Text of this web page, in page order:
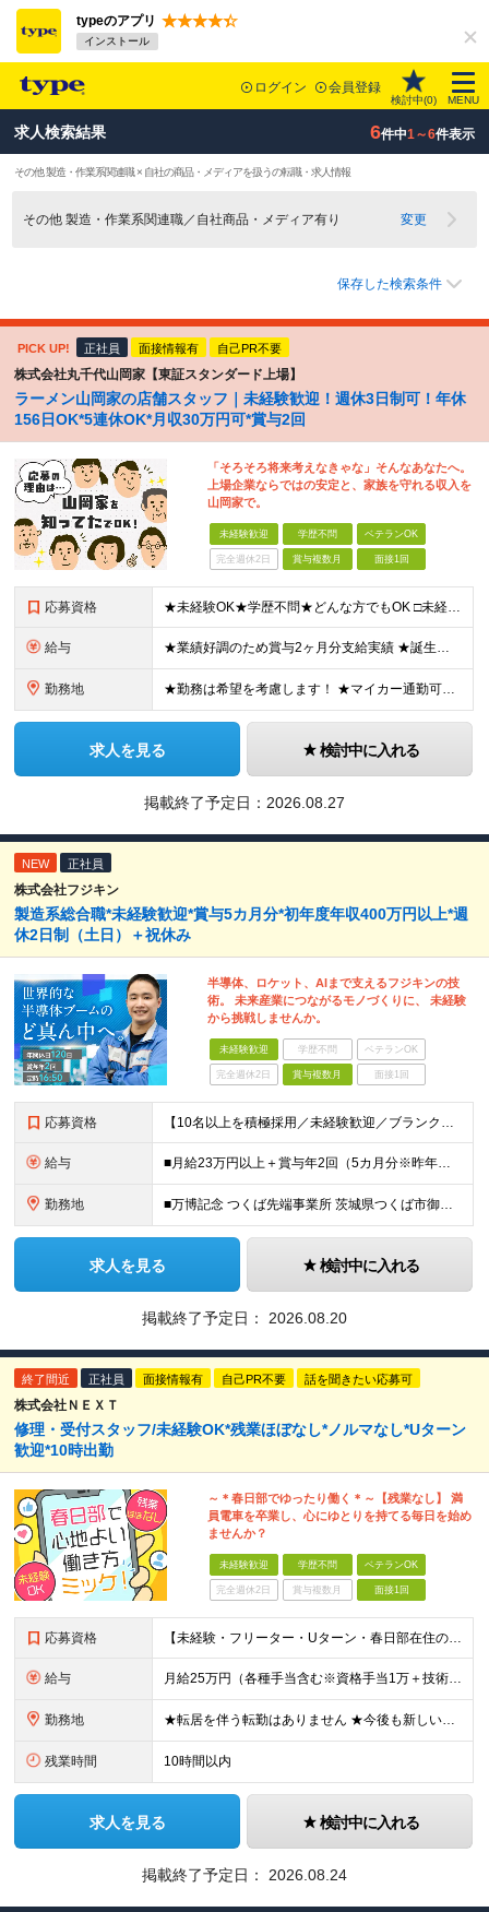
typeのアプリ
インストール
ログイン 会員登録
検討中(0) MENU
求人検索結果 6件中1～6件表示
その他 製造・作業系関連職 × 自社の商品・メディアを扱うの転職・求人情報
その他 製造・作業系関連職／自社商品・メディア有り 変更
保存した検索条件
PICK UP! 正社員 面接情報有 自己PR不要
株式会社丸千代山岡家【東証スタンダード上場】
ラーメン山岡家の店舗スタッフ｜未経験歓迎！週休3日制可！年休
156日OK*5連休OK*月収30万円可*賞与2回
「そろそろ将来考えなきゃな」そんなあなたへ。
上場企業ならではの安定と、家族を守れる収入を
山岡家で。
未経験歓迎 学歴不問 ベテランOK
完全週休2日 賞与複数月 面接1回
応募資格 ★未経験OK★学歴不問★どんな方でもOK □未経験・第二新卒・フリーター □ブランクがある方 □転職回数が気になる方 □飲食業界にチャレンジしたい方 「やってみたい」という気持ちがあれば、皆さん大
給与 ★業績好調のため賞与2ヶ月分支給実績 ★誕生日手当など手当充実 ★年2回昇給チャンス有＆入社1年で店長昇格可 ★残業代全額支給（1分単位で支給） 【週休3日制の場合】 月給25万8,960円以上（固
勤務地 ★勤務は希望を考慮します！ ★マイカー通勤可（駐車場完備） ★全国の各店舗で募集中！続々出店予定！ ～国内300店舗、47都道府県への展開を目標に出店中！～ ▼積極採用地域▼ ・中部（富山、石川、
求人を見る 検討中に入れる
掲載終了予定日： 2026.08.27
NEW 正社員
株式会社フジキン
製造系総合職*未経験歓迎*賞与5カ月分*初年度年収400万円以上*週
休2日制（土日）＋祝休み
半導体、ロケット、AIまで支えるフジキンの技
術。 未来産業につながるモノづくりに、 未経験
から挑戦しませんか。
未経験歓迎 学歴不問 ベテランOK
完全週休2日 賞与複数月 面接1回
応募資格 【10名以上を積極採用／未経験歓迎／ブランクOK】 ＜応募条件＞ ◇高卒以上 ◇職種・業種未経験歓迎 ◇第二新卒歓迎 ＜こんな方を歓迎します＞ ◎チームで協力しながら仕事を進めたい方 ◎モノづくり
給与 ■月給23万円以上＋賞与年2回（5カ月分※昨年度実績）＋各種手当 ※上記月給に残業代は含みません、残業代は別途全額支給いたします ※これまでの経験・スキルを考慮して優遇いたします
勤務地 ■万博記念 つくば先端事業所 茨城県つくば市御幸が丘18 ※U・Iターン歓迎
求人を見る 検討中に入れる
掲載終了予定日： 2026.08.20
終了間近 正社員 面接情報有 自己PR不要 話を聞きたい応募可
株式会社ＮＥＸＴ
修理・受付スタッフ/未経験OK*残業ほぼなし*ノルマなし*Uターン
歓迎*10時出勤
～＊春日部でゆったり働く＊～【残業なし】 満
員電車を卒業し、心にゆとりを持てる毎日を始め
ませんか？
未経験歓迎 学歴不問 ベテランOK
完全週休2日 賞与複数月 面接1回
応募資格 【未経験・フリーター・Uターン・春日部在住の方、大歓迎！】 ●学歴不問 ●未経験OK ★スマホやPCの知識は不要です！ ★「落ち着いた環境で長く働きたい」「ノルマのない職場で働きたい」という方にピ
給与 月給25万円（各種手当含む※資格手当1万＋技術手当1万）+賞与年2回 ※上記金額には、固定残業代（20時間分・3万2000円以上）が含まれます。超過分は全額支給いたします。 ★経験者・有資格者は優遇し
勤務地 ★転居を伴う転勤はありません ★今後も新しい店舗をオープンしていく予定です！ 【スマホ・PC修理工房】埼玉県春日部市谷原1-2-10 ※新店オープンに伴い、将来的に勤務場所が変更になる可能性もござい
残業時間 10時間以内
求人を見る 検討中に入れる
掲載終了予定日： 2026.08.24